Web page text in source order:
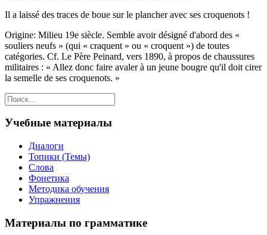
Il a laissé des traces de boue sur le plancher avec ses croquenots !
Origine: Milieu 19e siècle. Semble avoir désigné d'abord des «
souliers neufs » (qui « craquent » ou « croquent ») de toutes
catégories. Cf. Le Père Peinard, vers 1890, à propos de chaussures
militaires : « Allez donc faire avaler à un jeune bougre qu'il doit cirer
la semelle de ses croquenots. »
Учебные материалы
Диалоги
Топики (Темы)
Слова
Фонетика
Методика обучения
Упражнения
Материалы по грамматике